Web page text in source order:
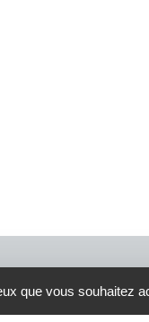
4 rue Crec’h-
22810 Belle
que vous souhaitez